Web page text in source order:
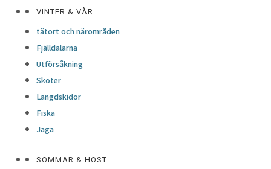
VINTER & VÅR
tätort och närområden
Fjälldalarna
Utförsåkning
Skoter
Längdskidor
Fiska
Jaga
SOMMAR & HÖST